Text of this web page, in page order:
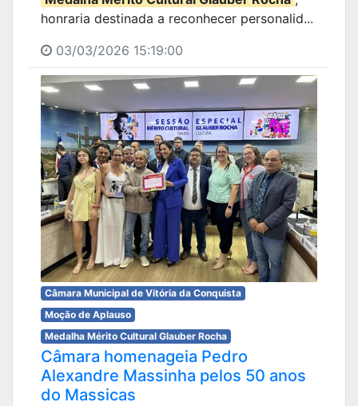
honraria destinada a reconhecer personalid...
03/03/2026 15:19:00
Câmara Municipal de Vitória da Conquista
Moção de Aplauso
Medalha Mérito Cultural Glauber Rocha
Câmara homenageia Pedro
Alexandre Massinha pelos 50 anos
do Massicas